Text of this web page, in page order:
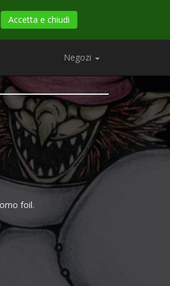
Accetta e chiudi
Negozi
foil.